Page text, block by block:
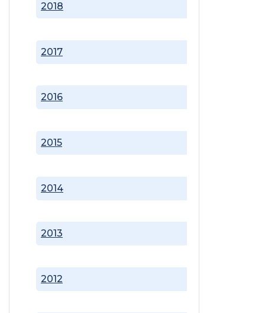
2012
2013
2014
2015
2016
2017
2018